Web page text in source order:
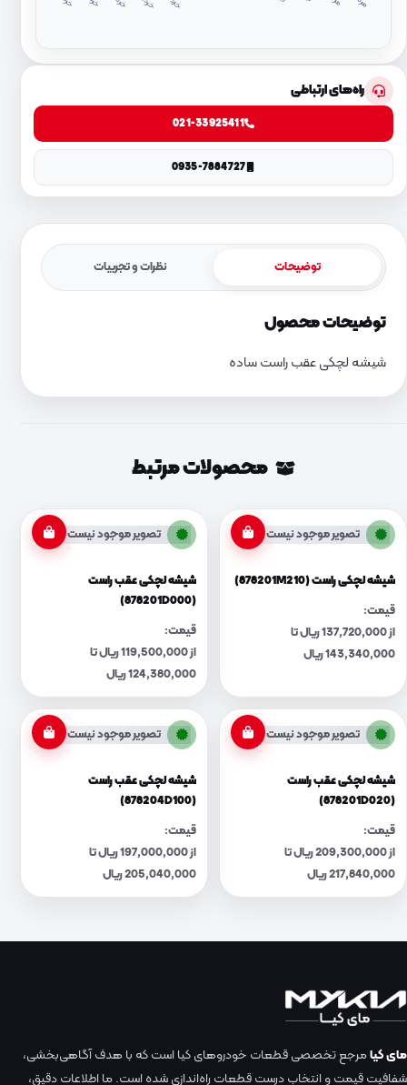
راه‌های ارتباطی
021-33925411
0935-7884727
توضیحات نظرات و تجربیات
توضیحات محصول
شیشه لچکی عقب راست ساده
محصولات مرتبط
تصویر موجود نیست
شیشه لچکی راست (878201M210)
قیمت:
از 137,720,000 ریال تا
143,340,000 ریال
تصویر موجود نیست
شیشه لچکی عقب راست
(878201D000)
قیمت:
از 119,500,000 ریال تا
124,380,000 ریال
تصویر موجود نیست
شیشه لچکی عقب راست
(878201D020)
قیمت:
از 209,300,000 ریال تا
217,840,000 ریال
تصویر موجود نیست
شیشه لچکی عقب راست
(878204D100)
قیمت:
از 197,000,000 ریال تا
205,040,000 ریال
مای کیامرجع تخصصی قطعات خودروهای کیا است که با هدف آگاهی‌بخشی،
شفافیت قیمت و انتخاب درست قطعات راه‌اندازی شده است. ما اطلاعات دقیق،